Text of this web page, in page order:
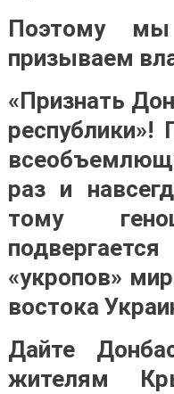
Поэтому
призываем
«Признать
республики»!
раз и
тому
«укропов»
востока
Дайте
жителям